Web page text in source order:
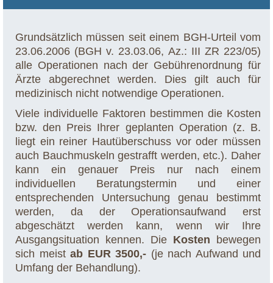
Grundsätzlich müssen seit einem BGH-Urteil vom
23.06.2006 (BGH v. 23.03.06, Az.: III ZR 223/05)
alle Operationen nach der Gebührenordnung für
Ärzte abgerechnet werden. Dies gilt auch für
medizinisch nicht notwendige Operationen.
Viele individuelle Faktoren bestimmen die Kosten
bzw. den Preis Ihrer geplanten Operation (z. B.
liegt ein reiner Hautüberschuss vor oder müssen
auch Bauchmuskeln gestrafft werden, etc.). Daher
kann ein genauer Preis nur nach einem
individuellen Beratungstermin und einer
entsprechenden Untersuchung genau bestimmt
werden, da der Operationsaufwand erst
abgeschätzt werden kann, wenn wir Ihre
Ausgangsituation kennen. Die Kosten bewegen
sich meist ab EUR 3500,- (je nach Aufwand und
Umfang der Behandlung).